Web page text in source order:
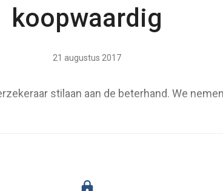
koopwaardig
21 augustus 2017
stilaan aan de beterhand. We